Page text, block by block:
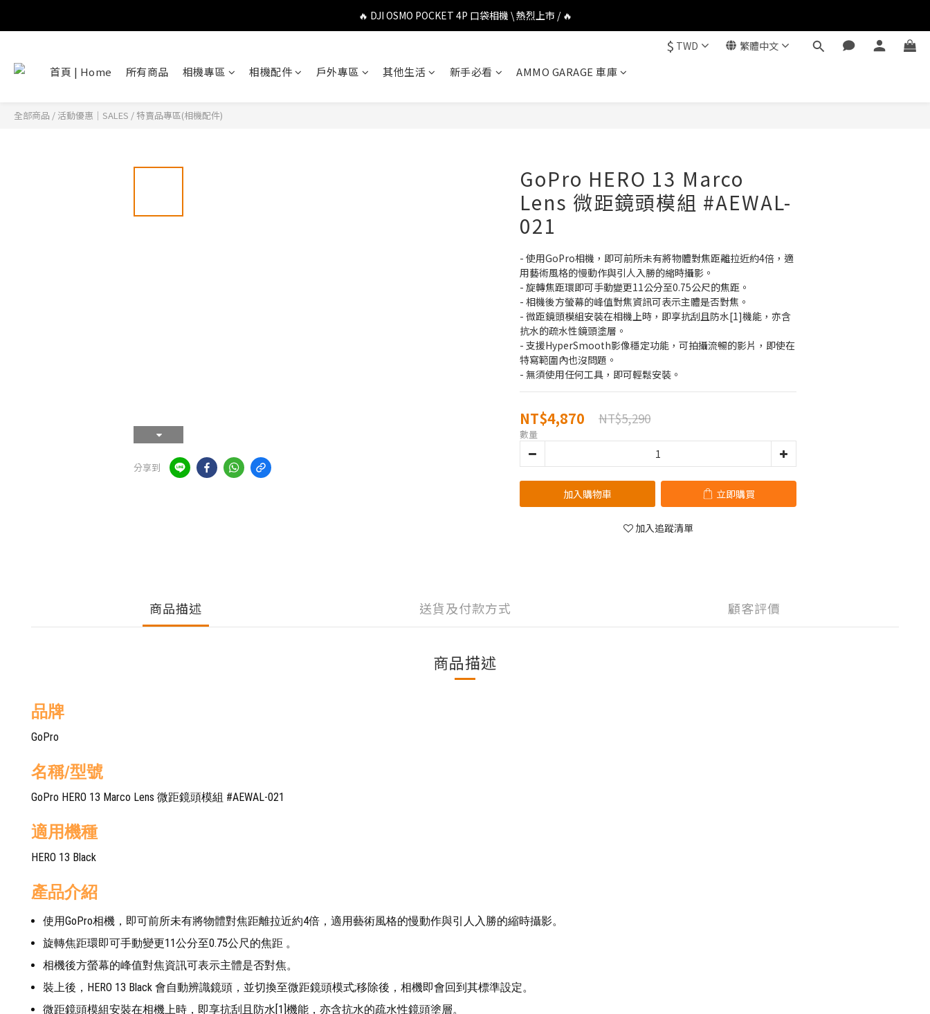
🔥 DJI OSMO POCKET 4P 口袋相機 \ 熱烈上市 / 🔥
🔥 DJI OSMO POCKET 4P 口袋相機 \ 熱烈上市 / 🔥
🔥 Insta360 GO Ultra Hello Kitty 聯名限定套裝 \ 時尚上市 / 🔥
$ TWD 繁體中文
首頁 | Home 所有商品 相機專區 相機配件 戶外專區 其他生活 新手必看 AMMO GARAGE 車庫
全部商品 / 活動優惠｜SALES /特賣品專區(相機配件)
分享到
GoPro HERO 13 Marco
Lens 微距鏡頭模組 #AEWAL-
021
- 使用GoPro相機，即可前所未有將物體對焦距離拉近約4倍，適
用藝術風格的慢動作與引人入勝的縮時攝影。
- 旋轉焦距環即可手動變更11公分至0.75公尺的焦距。
- 相機後方螢幕的峰值對焦資訊可表示主體是否對焦。
- 微距鏡頭模組安裝在相機上時，即享抗刮且防水[1]機能，亦含
抗水的疏水性鏡頭塗層。
- 支援HyperSmooth影像穩定功能，可拍攝流暢的影片，即使在
特寫範圍內也沒問題。
- 無須使用任何工具，即可輕鬆安裝。
NT$4,870 NT$5,290
數量
加入購物車 立即購買
加入追蹤清單
商品描述 送貨及付款方式 顧客評價
商品描述
品牌
GoPro
名稱/型號
GoPro HERO 13 Marco Lens 微距鏡頭模組 #AEWAL-021
適用機種
HERO 13 Black
產品介紹
使用GoPro相機，即可前所未有將物體對焦距離拉近約4倍，適用藝術風格的慢動作與引人入勝的縮時攝影。
旋轉焦距環即可手動變更11公分至0.75公尺的焦距 。
相機後方螢幕的峰值對焦資訊可表示主體是否對焦。
裝上後，HERO 13 Black 會自動辨識鏡頭，並切換至微距鏡頭模式;移除後，相機即會回到其標準設定。
微距鏡頭模組安裝在相機上時，即享抗刮且防水[1]機能，亦含抗水的疏水性鏡頭塗層。